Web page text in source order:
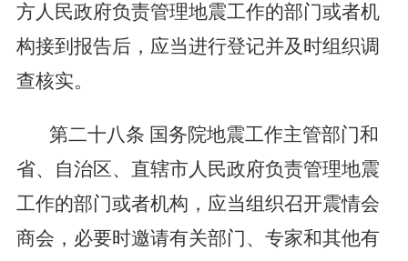
方人民政府负责管理地震工作的部门或者机
构接到报告后，应当进行登记并及时组织调
查核实。
第二十八条 国务院地震工作主管部门和
省、自治区、直辖市人民政府负责管理地震
工作的部门或者机构，应当组织召开震情会
商会，必要时邀请有关部门、专家和其他有